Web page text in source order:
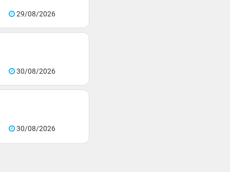
29/08/2026
30/08/2026
30/08/2026